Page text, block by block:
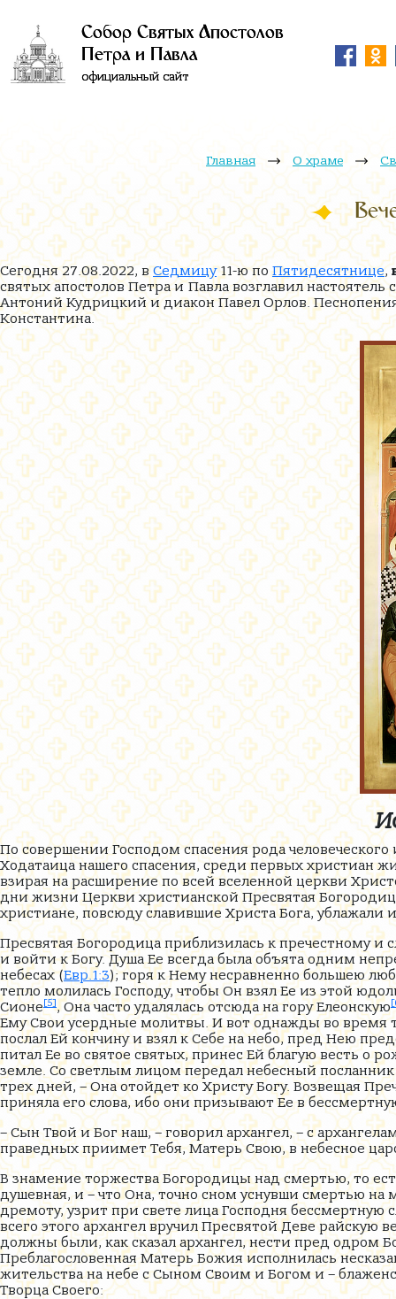
Собор Святых Апостолов
Петра и Павла
официальный сайт
Главная О храме
Сегодня 27.08.2022, вСедмицу11-ю поПятидесятнице,
святых апостолов Петра и Павла возглавил
Антоний Кудрицкий и диакон Павел Орлов.
Константина.
По совершении Господом спасения рода
Ходатаица нашего спасения, среди первых христиан
взирая на расширение по всей вселенной церкви
дни жизни Церкви христианской Пресвятая
христиане, повсюду славившие Христа Бога,
Пресвятая Богородица приблизилась к пречестному
и войти к Богу. Душа Ее всегда была объята одним
небесах (Евр.1:3); горя к Нему несравненно большею
тепло молилась Господу, чтобы Он взял Ее из этой
Сионе[5], Она часто удалялась отсюда на гору Елеонскую
Ему Свои усердные молитвы. И вот однажды во время
послал Ей кончину и взял к Себе на небо, пред Нею
питал Ее во святое святых, принес Ей благую весть о
земле. Со светлым лицом передал небесный
трех дней, – Она отойдет ко Христу Богу. Возвещая
приняла его слова, ибо они призывают Ее в
– Сын Твой и Бог наш, – говорил архангел, – с
праведных приимет Тебя, Матерь Свою, в небесное
В знамение торжества Богородицы над смертью, то
душевная, и – что Она, точно сном уснувши смертью на
дремоту, узрит при свете лица Господня
всего этого архангел вручил Пресвятой Деве
должны были, как сказал архангел, нести пред одром
Преблагословенная Матерь Божия исполнилась
жительства на небе с Сыном Своим и Богом и –
Творца Своего: